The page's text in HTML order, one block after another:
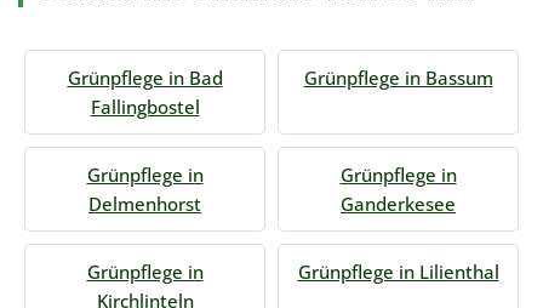
Grünpflege in Bad
Fallingbostel
Grünpflege in Bassum
Grünpflege in
Delmenhorst
Grünpflege in
Ganderkesee
Grünpflege in
Kirchlinteln
Grünpflege in Lilienthal